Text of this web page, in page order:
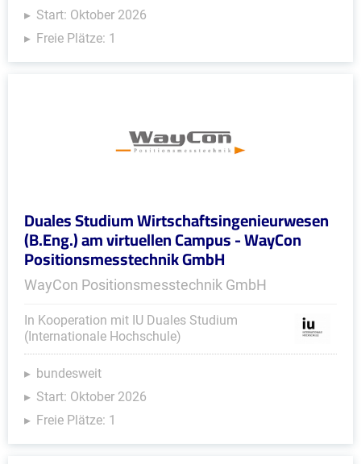
Start: Oktober 2026
Freie Plätze: 1
Duales Studium Wirtschaftsingenieurwesen
(B.Eng.) am virtuellen Campus - WayCon
Positionsmesstechnik GmbH
WayCon Positionsmesstechnik GmbH
In Kooperation mit IU Duales Studium
(Internationale Hochschule)
bundesweit
Start: Oktober 2026
Freie Plätze: 1